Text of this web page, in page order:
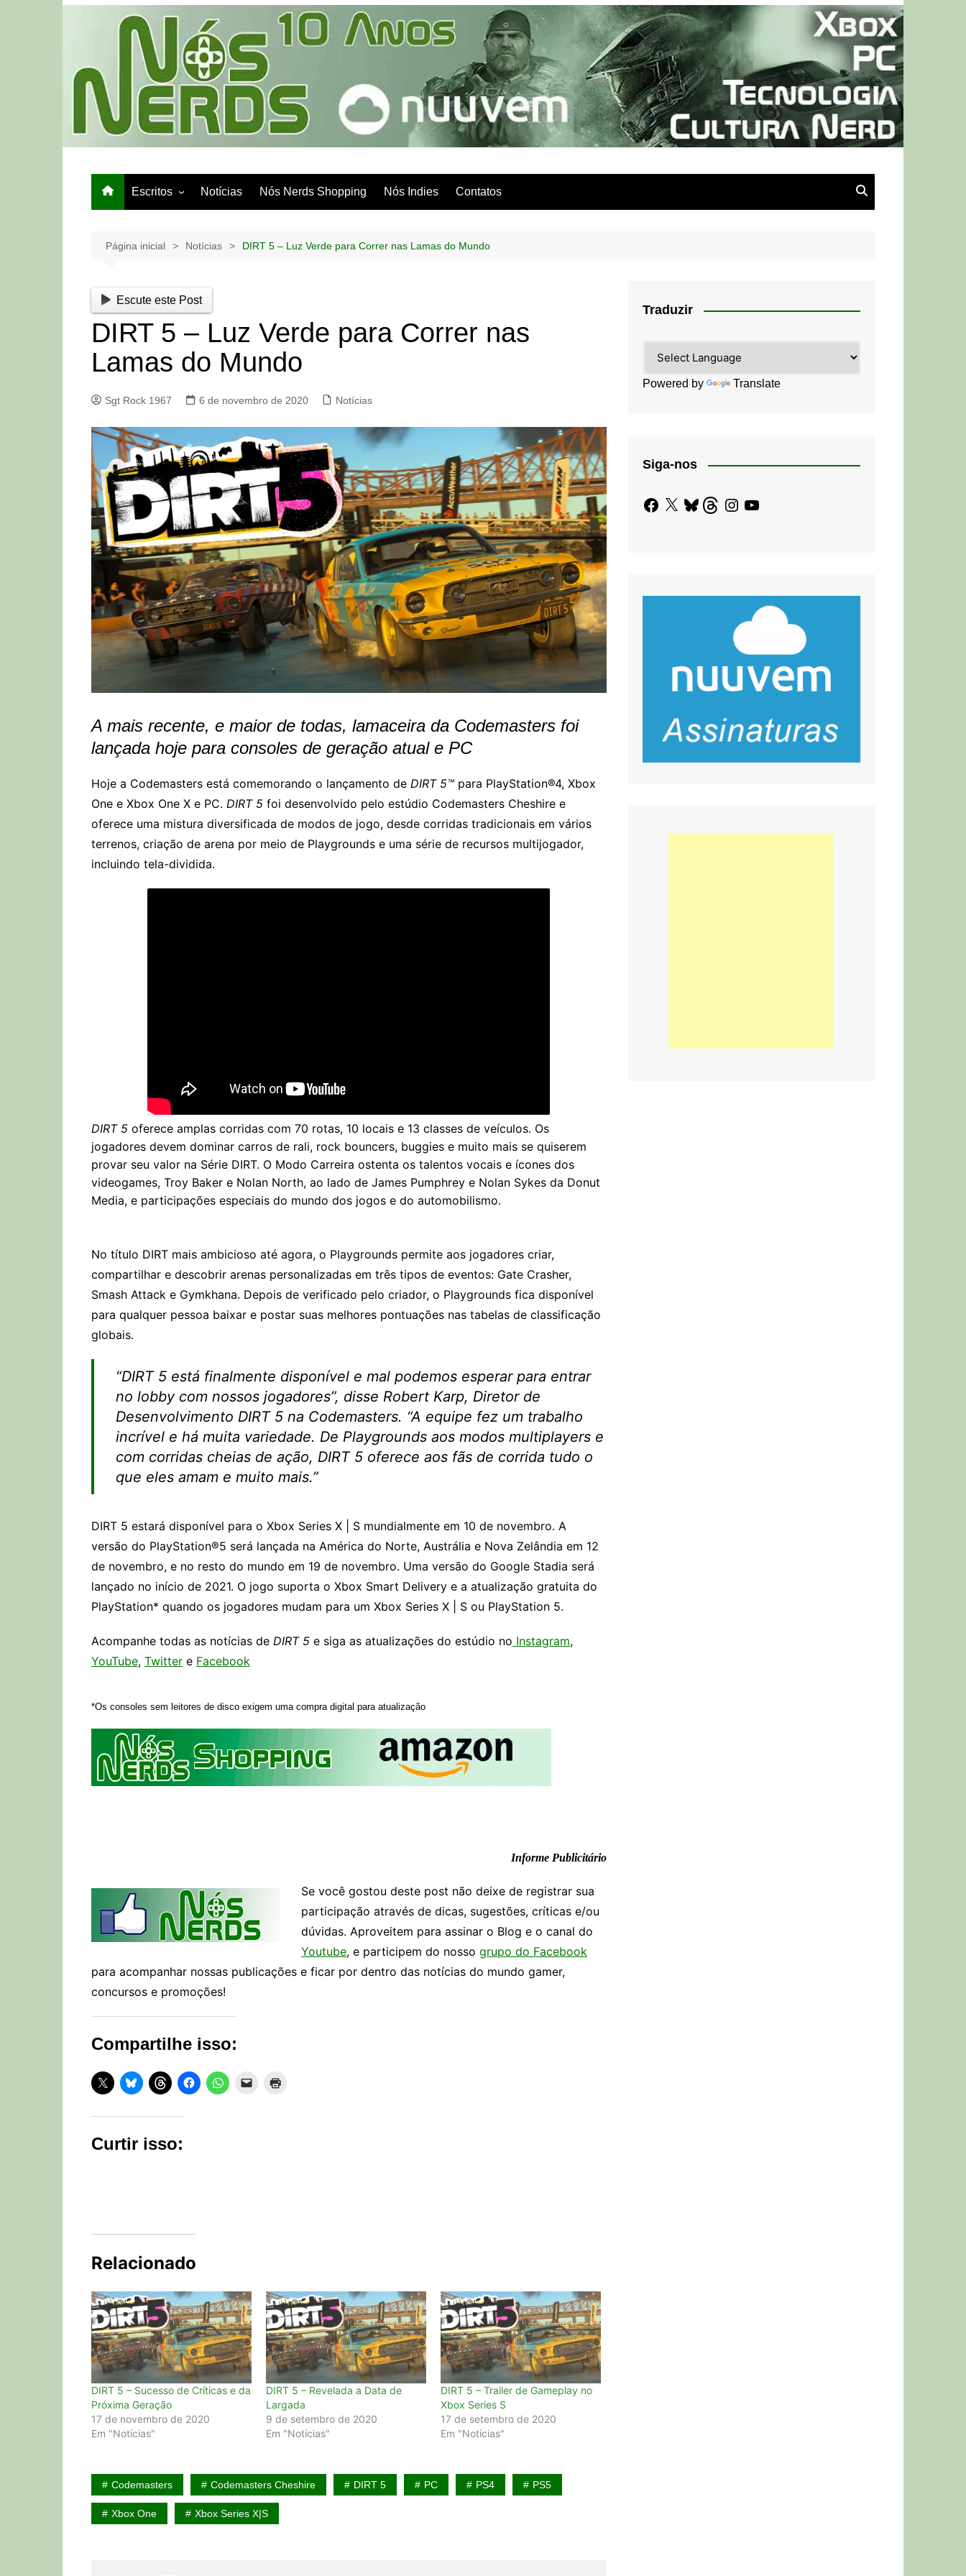
Escritos
Papo de Bar
Notícias Nós Nerds Shopping Nós Indies Contatos
Página inicial Notícias DIRT 5 – Luz Verde para Correr nas Lamas do Mundo
Escute este Post
DIRT 5 – Luz Verde para Correr nas
Lamas do Mundo
Sgt Rock 1967 6 de novembro de 2020 Notícias
A mais recente, e maior de todas, lamaceira da Codemasters foi
lançada hoje para consoles de geração atual e PC
Hoje a Codemasters está comemorando o lançamento de DIRT 5™ para PlayStation®4, Xbox
One e Xbox One X e PC. DIRT 5 foi desenvolvido pelo estúdio Codemasters Cheshire e
oferece uma mistura diversificada de modos de jogo, desde corridas tradicionais em vários
terrenos, criação de arena por meio de Playgrounds e uma série de recursos multijogador,
incluindo tela-dividida.
DIRT 5 oferece amplas corridas com 70 rotas, 10 locais e 13 classes de veículos. Os
jogadores devem dominar carros de rali, rock bouncers, buggies e muito mais se quiserem
provar seu valor na Série DIRT. O Modo Carreira ostenta os talentos vocais e ícones dos
videogames, Troy Baker e Nolan North, ao lado de James Pumphrey e Nolan Sykes da Donut
Media, e participações especiais do mundo dos jogos e do automobilismo.
No título DIRT mais ambicioso até agora, o Playgrounds permite aos jogadores criar,
compartilhar e descobrir arenas personalizadas em três tipos de eventos: Gate Crasher,
Smash Attack e Gymkhana. Depois de verificado pelo criador, o Playgrounds fica disponível
para qualquer pessoa baixar e postar suas melhores pontuações nas tabelas de classificação
globais.
“DIRT 5 está finalmente disponível e mal podemos esperar para entrar
no lobby com nossos jogadores”, disse Robert Karp, Diretor de
Desenvolvimento DIRT 5 na Codemasters. “A equipe fez um trabalho
incrível e há muita variedade. De Playgrounds aos modos multiplayers e
com corridas cheias de ação, DIRT 5 oferece aos fãs de corrida tudo o
que eles amam e muito mais.”
DIRT 5 estará disponível para o Xbox Series X | S mundialmente em 10 de novembro. A
versão do PlayStation®5 será lançada na América do Norte, Austrália e Nova Zelândia em 12
de novembro, e no resto do mundo em 19 de novembro. Uma versão do Google Stadia será
lançado no início de 2021. O jogo suporta o Xbox Smart Delivery e a atualização gratuita do
PlayStation* quando os jogadores mudam para um Xbox Series X | S ou PlayStation 5.
Acompanhe todas as notícias de DIRT 5 e siga as atualizações do estúdio no Instagram,
YouTube, Twitter e Facebook
*Os consoles sem leitores de disco exigem uma compra digital para atualização
Informe Publicitário
Se você gostou deste post não deixe de registrar sua
participação através de dicas, sugestões, críticas e/ou
dúvidas. Aproveitem para assinar o Blog e o canal do
Youtube, e participem do nosso grupo do Facebook
para acompanhar nossas publicações e ficar por dentro das notícias do mundo gamer,
concursos e promoções!
Compartilhe isso:
Curtir isso:
Relacionado
DIRT 5 – Sucesso de Críticas e da
Próxima Geração
17 de novembro de 2020
Em "Notícias"
DIRT 5 – Revelada a Data de
Largada
9 de setembro de 2020
Em "Notícias"
DIRT 5 – Trailer de Gameplay no
Xbox Series S
17 de setembro de 2020
Em "Notícias"
Codemasters Codemasters Cheshire DIRT 5 PC PS4 PS5
Xbox One Xbox Series X|S
Traduzir
Powered by Translate
Siga-nos
Facebook
X BlueskyThreadsInstagram
YouTube